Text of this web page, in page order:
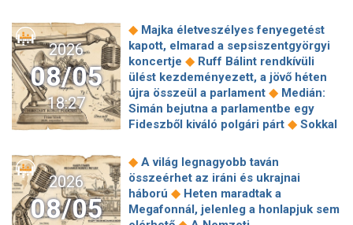
projektekben magyar állami
tulajdonrészt fognak előírni ◆Orbán
Gáspár hatszor repült honvédségi
gépen Csádba és Nigerbe◆Ismert
magyar utazási iroda ment csődbe,
bolgár biztosítóval hadakozhatnak az
utasok◆Amerikai rakétákat is
zsákmányolt az előrenyomuló orosz
után: a Szerencsejáték Zrt. átalakítja
ügynökségi modelljét◆A Tisza-
frakció kezdeményezte, hogy jövő
kedden válasszák meg az új
2026
08/05
18:27
◆ Majka életveszélyes fenyegetést
kapott, elmarad a sepsiszentgyörgyi
koncertje ◆ Ruff Bálint rendkívüli
ülést kezdeményezett, a jövő héten
újra összeül a parlament ◆ Medián:
Simán bejutna a parlamentbe egy
Fideszből kiváló polgári párt ◆ Sokkal
Vitézy: 42 új, 120 méteres
motorvonatot vesznek, teljesen
megújul a szentendrei, a csepeli és a
ráckevei HÉV járműparkja
◆ Egy
hajszálon múlt Paks, de a jövőben jó
2026
08/05
◆ A világ legnagyobb taván
összeérhet az iráni és ukrajnai
háború ◆ Heten maradtak a
Megafonnál, jelenleg a honlapjuk sem